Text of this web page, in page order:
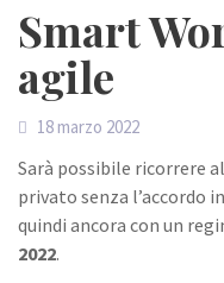
Smart
agile
18 marzo 2022
Sarà possibile ricorrere
privato senza l’accordo
quindi ancora con un
2022.